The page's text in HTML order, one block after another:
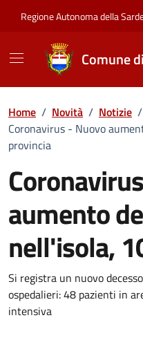
Regione Autonoma della
Comune
Home / Novità / Notizie /
Coronavirus - Nuovo
provincia
aumento
nell'isola,
Dettagli
Si registra un nuovo
ospedalieri: 48 pazienti in
intensiva